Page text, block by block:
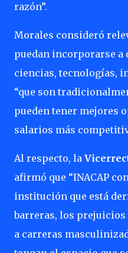
razón”.
Morales consideró
puedan incorporarse a
ciencias, tecnologías,
“que son
pueden tener mejores
salarios más
Al respecto, la
afirmó que “INACAP
institución que está
barreras, los prejuicios
a carreras